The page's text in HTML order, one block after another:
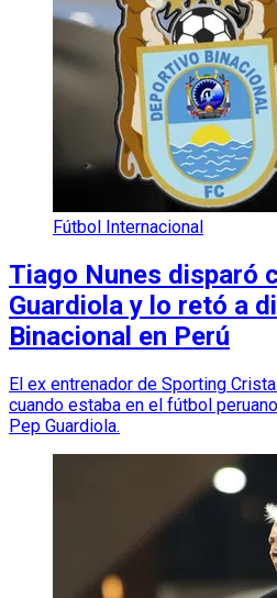
Fútbol Internacional
Tiago Nunes disparó
Guardiola y lo retó a
Binacional en Perú
El ex entrenador de Sporting
cuando estaba en el fútbol
Pep Guardiola.